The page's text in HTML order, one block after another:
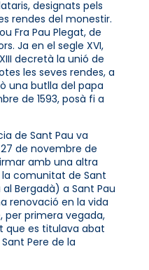
designats pels
rendes del monestir.
Fra Pau Plegat, de
Ja en el segle XVI,
decretà la unió de
les seves rendes, a
una butlla del papa
de 1593, posà fi a
de Sant Pau va
de novembre de
amb una altra
comunitat de Sant
Bergadà) a Sant Pau
renovació en la vida
per primera vegada,
que es titulava abat
Pere de la